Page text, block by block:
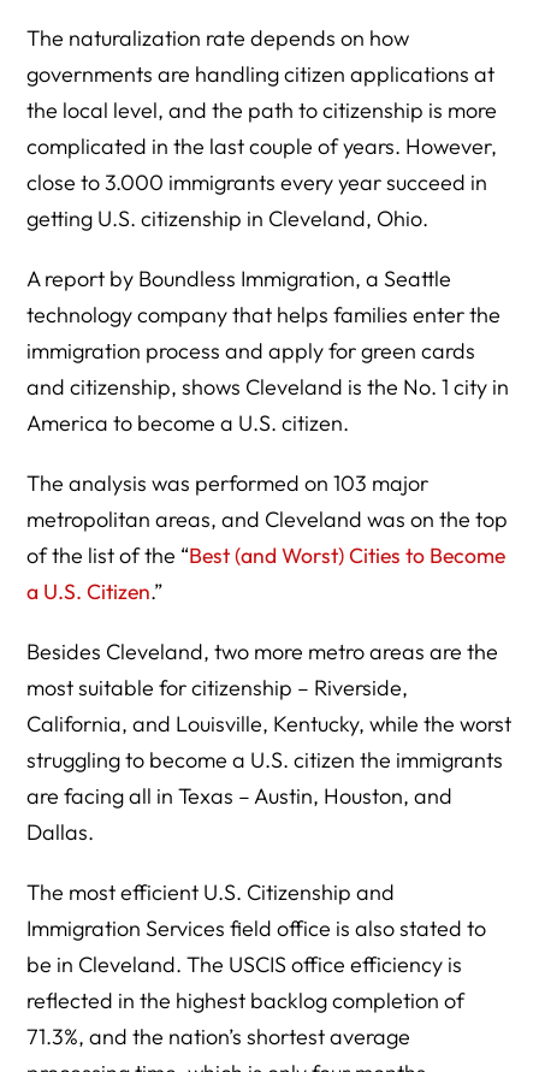
The naturalization rate depends on how
governments are handling citizen applications at
the local level, and the path to citizenship is more
complicated in the last couple of years. However,
close to 3.000 immigrants every year succeed in
getting U.S. citizenship in Cleveland, Ohio.
A report by Boundless Immigration, a Seattle
technology company that helps families enter the
immigration process and apply for green cards
and citizenship, shows Cleveland is the No. 1 city in
America to become a U.S. citizen.
The analysis was performed on 103 major
metropolitan areas, and Cleveland was on the top
of the list of the “Best (and Worst) Cities to Become
a U.S. Citizen.”
Besides Cleveland, two more metro areas are the
most suitable for citizenship – Riverside,
California, and Louisville, Kentucky, while the worst
struggling to become a U.S. citizen the immigrants
are facing all in Texas – Austin, Houston, and
Dallas.
The most efficient U.S. Citizenship and
Immigration Services field office is also stated to
be in Cleveland. The USCIS office efficiency is
reflected in the highest backlog completion of
71.3%, and the nation’s shortest average